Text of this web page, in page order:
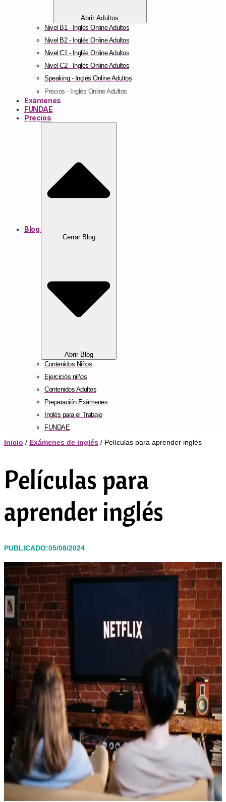
Abrir Adultos
Nivel B1 - Inglés Online Adultos
Nivel B2 - Inglés Online Adultos
Nivel C1 - Inglés Online Adultos
Nivel C2 - Inglés Online Adultos
Speaking - Inglés Online Adultos
Precios - Inglés Online Adultos
Exámenes
FUNDAE
Precios
Blog
Cerrar Blog
Abrir Blog
Contenidos Niños
Ejerciciós niños
Contenidos Adultos
Preparación Exámenes
Inglés para el Trabajo
FUNDAE
Inicio / Exámenes de inglés / Películas para aprender inglés
Películas para
aprender inglés
PUBLICADO:05/08/2024